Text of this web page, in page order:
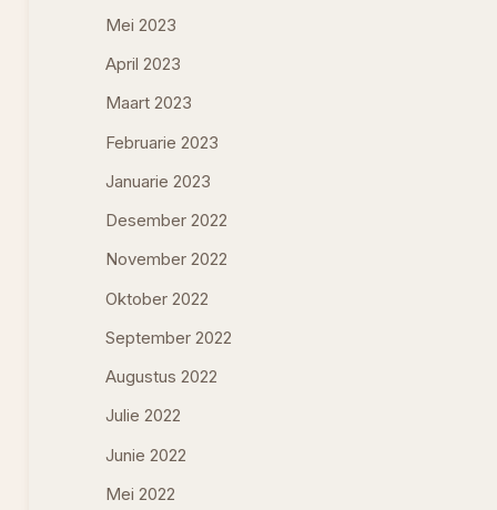
Mei 2023
April 2023
Maart 2023
Februarie 2023
Januarie 2023
Desember 2022
November 2022
Oktober 2022
September 2022
Augustus 2022
Julie 2022
Junie 2022
Mei 2022